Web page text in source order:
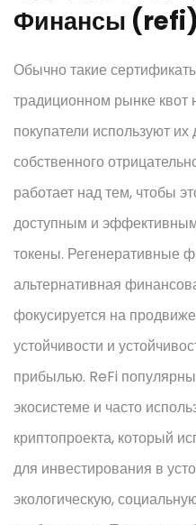
Финансы
Обычно такие
традиционном рынке
покупатели используют
собственного
работает над тем, чтобы
доступным и
токены. Регенеративные
альтернативная
фокусируется на
устойчивости и
прибылью. ReFi
экосистеме и часто
криптопроекта, который
для инвестирования в
экологическую,